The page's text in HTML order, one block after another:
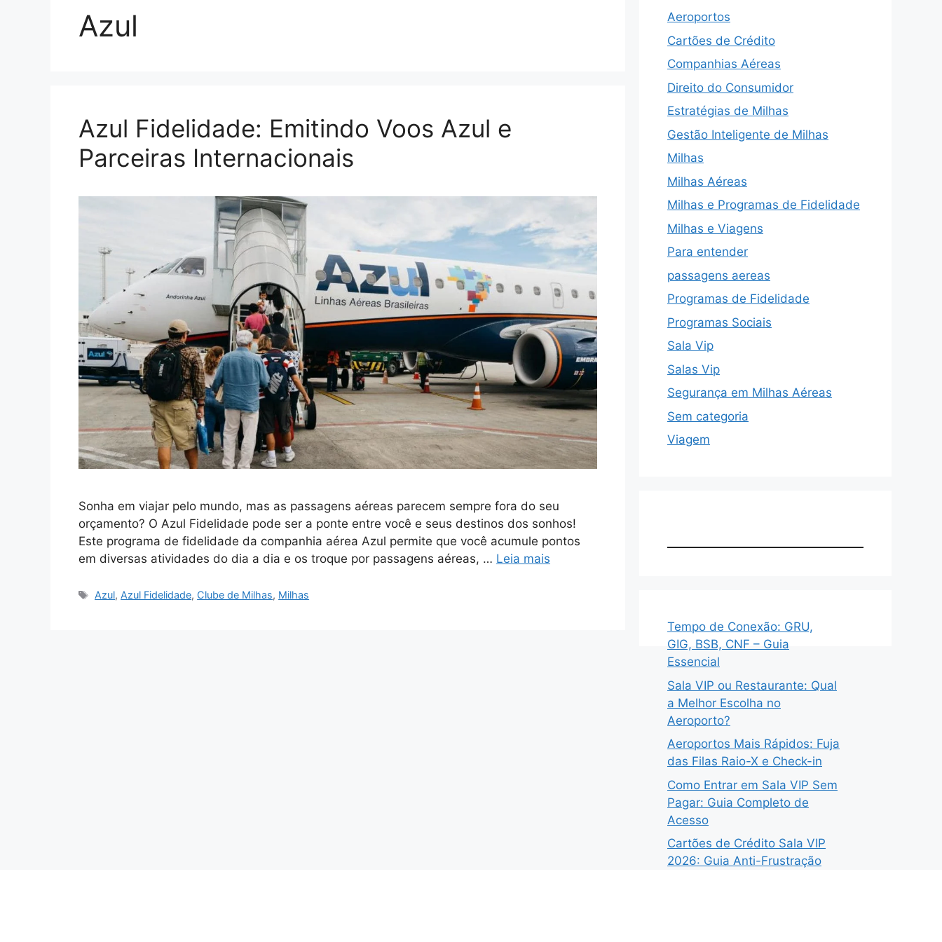
Azul
Azul Fidelidade: Emitindo Voos Azul e
Parceiras Internacionais
Sonha em viajar pelo mundo, mas as passagens aéreas parecem sempre fora do seu
orçamento? O Azul Fidelidade pode ser a ponte entre você e seus destinos dos sonhos!
Este programa de fidelidade da companhia aérea Azul permite que você acumule pontos
em diversas atividades do dia a dia e os troque por passagens aéreas, … Leia mais
Tags
Azul, Azul Fidelidade, Clube de Milhas, Milhas
Aeroportos
Cartões de Crédito
Companhias Aéreas
Direito do Consumidor
Estratégias de Milhas
Gestão Inteligente de Milhas
Milhas
Milhas Aéreas
Milhas e Programas de Fidelidade
Milhas e Viagens
Para entender
passagens aereas
Programas de Fidelidade
Programas Sociais
Sala Vip
Salas Vip
Segurança em Milhas Aéreas
Sem categoria
Viagem
Tempo de Conexão: GRU,
GIG, BSB, CNF – Guia
Essencial
Sala VIP ou Restaurante: Qual
a Melhor Escolha no
Aeroporto?
Aeroportos Mais Rápidos: Fuja
das Filas Raio-X e Check-in
Como Entrar em Sala VIP Sem
Pagar: Guia Completo de
Acesso
Cartões de Crédito Sala VIP
2026: Guia Anti-Frustração